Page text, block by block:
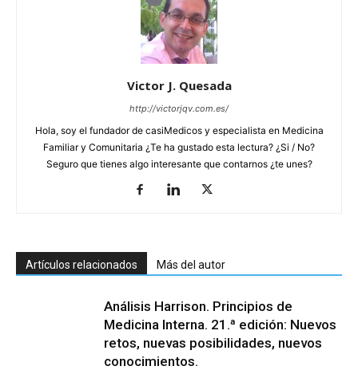
Victor J. Quesada
http://victorjqv.com.es/
Hola, soy el fundador de casiMedicos y especialista en Medicina
Familiar y Comunitaria ¿Te ha gustado esta lectura? ¿Si / No?
Seguro que tienes algo interesante que contarnos ¿te unes?
Artículos relacionados Más del autor
Análisis Harrison. Principios de
Medicina Interna. 21.ª edición: Nuevos
retos, nuevas posibilidades, nuevos
conocimientos.